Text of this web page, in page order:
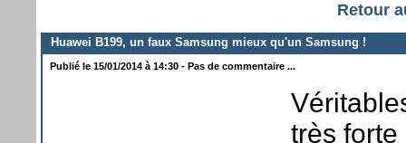
Retour
Huawei B199, un faux Samsung mieux qu'un Samsung !
Publié le 15/01/2014 à 14:30 - Pas de commentaire ...
très